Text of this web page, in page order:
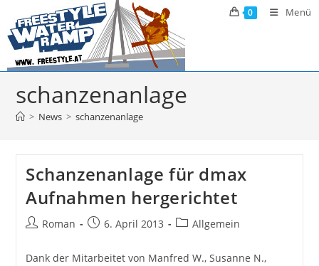
Inhalt
springen
0 Menü
schanzenanlage
> News > schanzenanlage
Schanzenanlage für dmax
Aufnahmen hergerichtet
Beitrags-
Roman
Beitrag6. April 2013
Beitrags-
Allgemein
Dank der Mitarbeitet von Manfred W., Susanne N.,